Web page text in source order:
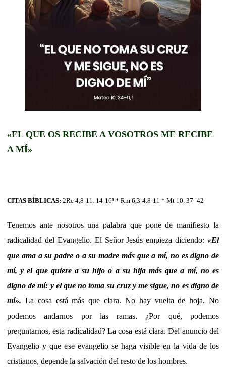
«EL QUE OS RECIBE A VOSOTROS ME RECIBE
A MÍ»
CITAS BÍBLICAS: 2Re 4,8-11. 14-16ª * Rm 6,3-4.8-11 * Mt 10, 37- 42
Tenemos ante nosotros una palabra que pone de manifiesto la
radicalidad del Evangelio. El Señor Jesús empieza diciendo: «El
que ama a su padre o a su madre más que a mí, no es digno de
mí, y el que quiere a su hijo o a su hija más que a mí, no es
digno de mí: y el que no toma su cruz y me sigue, no es digno de
mí». La cosa está más que clara. No hay vuelta de hoja. No
podemos andarnos por las ramas. ¿Por qué, podemos
preguntarnos, esta radicalidad? La cosa está clara. Del anuncio del
Evangelio y que ese evangelio se haga visible en la vida de los
cristianos, depende la salvación del resto de los hombres.